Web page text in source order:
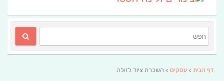
דף הבית > עסקים > השכרת ציוד לזולה